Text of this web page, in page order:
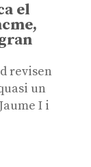
el
revisen
un
I i